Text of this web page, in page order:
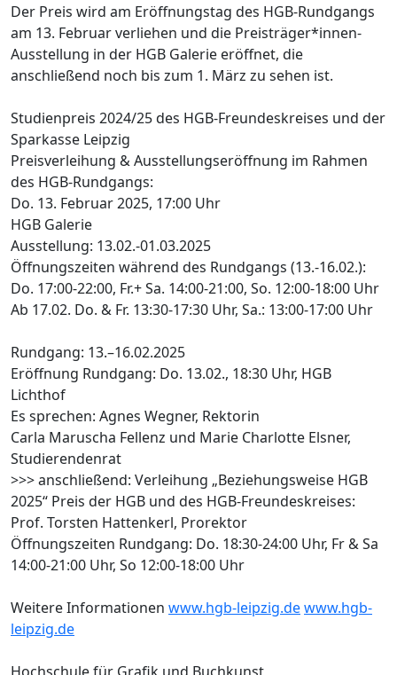
Der Preis wird am Eröffnungstag des HGB-Rundgangs
am 13. Februar verliehen und die Preisträger*innen-
Ausstellung in der HGB Galerie eröffnet, die
anschließend noch bis zum 1. März zu sehen ist.
Studienpreis 2024/25 des HGB-Freundeskreises und der
Sparkasse Leipzig
Preisverleihung & Ausstellungseröffnung im Rahmen
des HGB-Rundgangs:
Do. 13. Februar 2025, 17:00 Uhr
HGB Galerie
Ausstellung: 13.02.-01.03.2025
Öffnungszeiten während des Rundgangs (13.-16.02.):
Do. 17:00-22:00, Fr.+ Sa. 14:00-21:00, So. 12:00-18:00 Uhr
Ab 17.02. Do. & Fr. 13:30-17:30 Uhr, Sa.: 13:00-17:00 Uhr
Rundgang: 13.–16.02.2025
Eröffnung Rundgang: Do. 13.02., 18:30 Uhr, HGB
Lichthof
Es sprechen: Agnes Wegner, Rektorin
Carla Maruscha Fellenz und Marie Charlotte Elsner,
Studierendenrat
>>> anschließend: Verleihung „Beziehungsweise HGB
2025“ Preis der HGB und des HGB-Freundeskreises:
Prof. Torsten Hattenkerl, Prorektor
Öffnungszeiten Rundgang: Do. 18:30-24:00 Uhr, Fr & Sa
14:00-21:00 Uhr, So 12:00-18:00 Uhr
Weitere Informationen www.hgb-leipzig.dewww.hgb-
leipzig.de